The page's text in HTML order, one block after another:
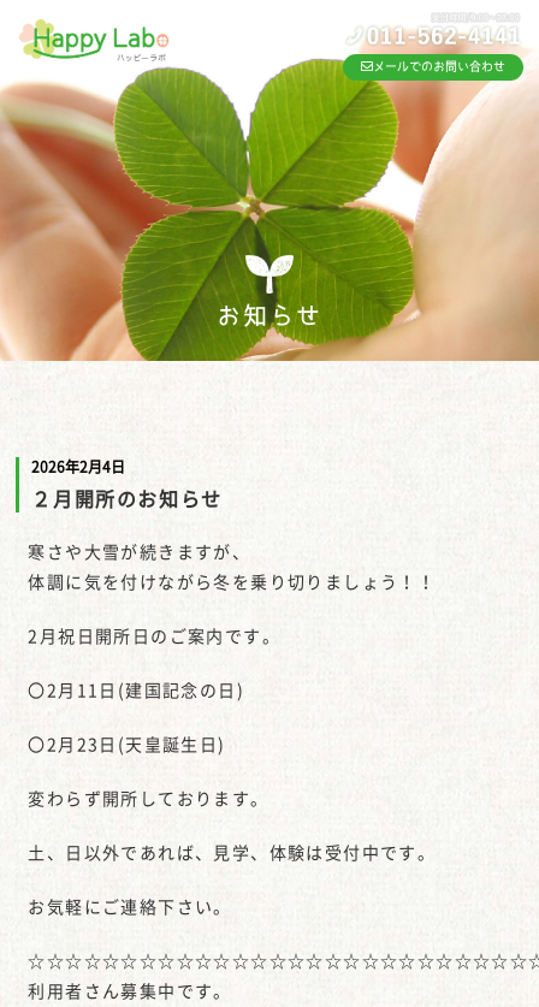
メールでのお問い合わせ
お知らせ
2026年2月4日
２月開所のお知らせ
寒さや大雪が続きますが、
体調に気を付けながら冬を乗り切りましょう！！
2月祝日開所日のご案内です。
〇2月11日(建国記念の日)
〇2月23日(天皇誕生日)
変わらず開所しております。
土、日以外であれば、見学、体験は受付中です。
お気軽にご連絡下さい。
利用者さん募集中です。